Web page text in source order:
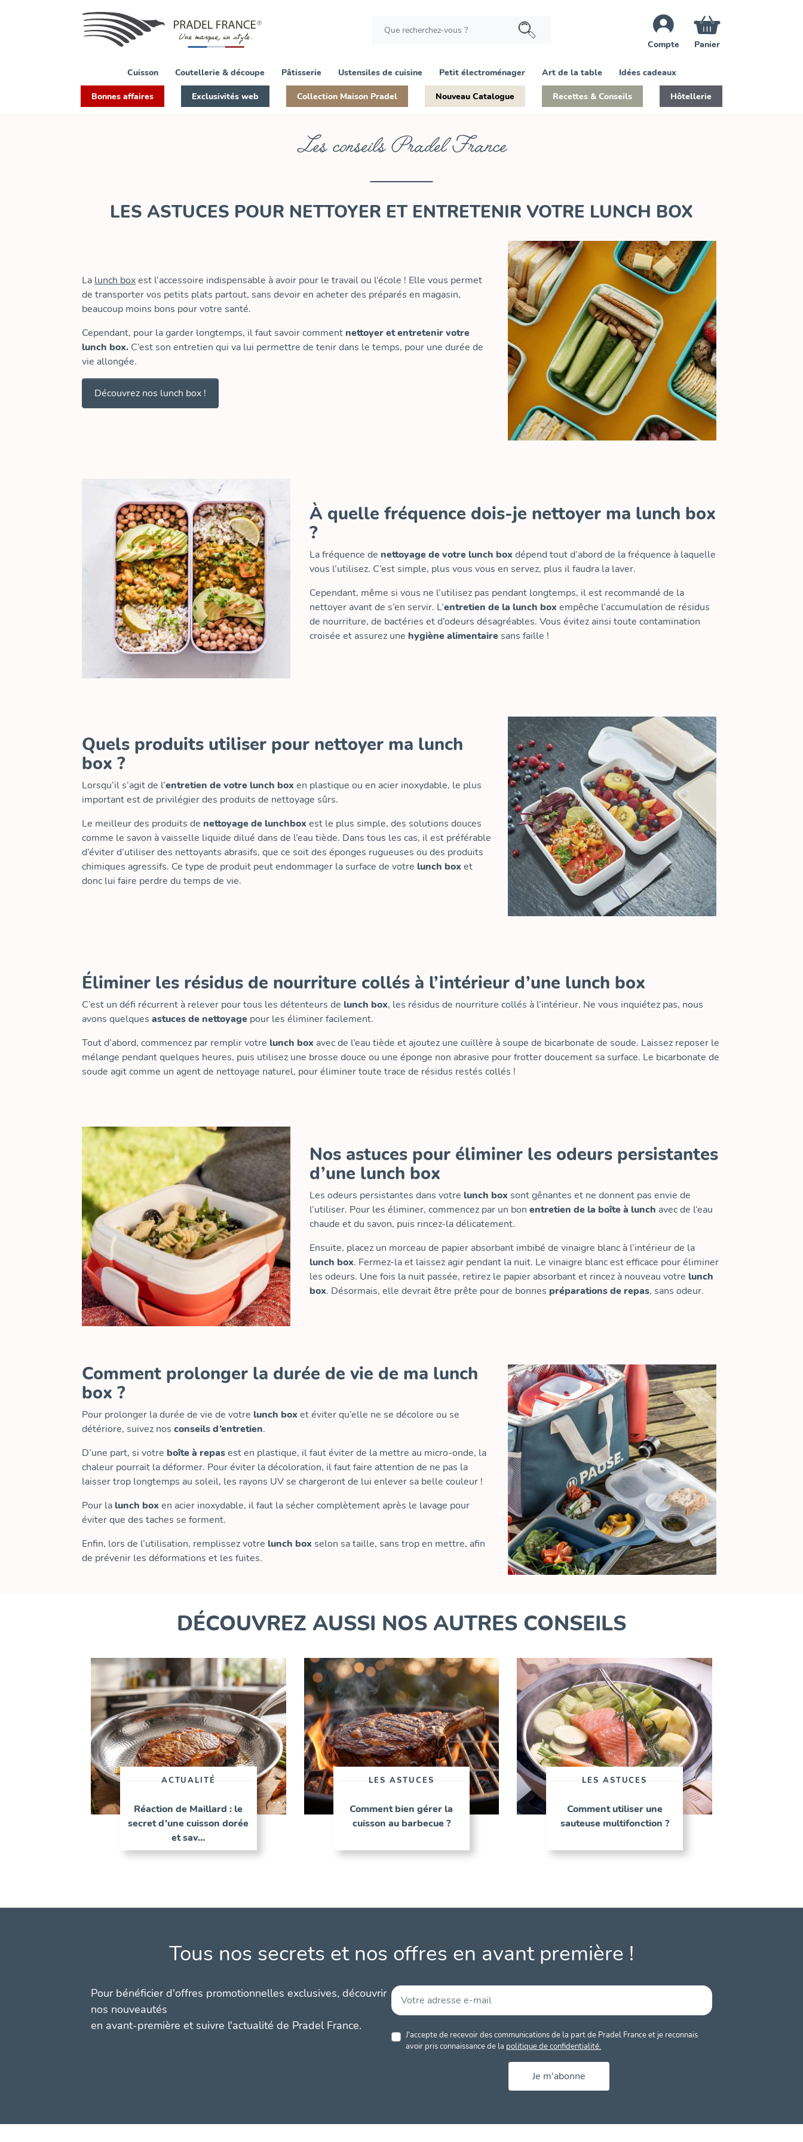
Compte Panier
Cuisson Coutellerie & découpe Pâtisserie Ustensiles de cuisine Petit électroménager Art de la table
Idées cadeaux
Bonnes affaires
Exclusivités web Collection Maison Pradel Nouveau Catalogue Recettes & Conseils Hôtellerie
Les conseils Pradel France
LES ASTUCES POUR NETTOYER ET ENTRETENIR VOTRE LUNCH BOX
La lunch boxest l’accessoire indispensable à avoir pour le travail ou l’école ! Elle vous permet
de transporter vos petits plats partout, sans devoir en acheter des préparés en magasin,
beaucoup moins bons pour votre santé.
Cependant, pour la garder longtemps, il faut savoir comment nettoyer et entretenir votre
lunch box. C’est son entretien qui va lui permettre de tenir dans le temps, pour une durée de
vie allongée.
Découvrez nos lunch box !
À quelle fréquence dois-je nettoyer ma lunch box
?
La fréquence de nettoyage de votre lunch box dépend tout d’abord de la fréquence à laquelle
vous l’utilisez. C’est simple, plus vous vous en servez, plus il faudra la laver.
Cependant, même si vous ne l’utilisez pas pendant longtemps, il est recommandé de la
nettoyer avant de s’en servir. L’entretien de la lunch box empêche l’accumulation de résidus
de nourriture, de bactéries et d’odeurs désagréables. Vous évitez ainsi toute contamination
croisée et assurez une hygiène alimentairesans faille !
Quels produits utiliser pour nettoyer ma lunch
box ?
Lorsqu’il s’agit de l’entretien de votre lunch box en plastique ou en acier inoxydable, le plus
important est de privilégier des produits de nettoyage sûrs.
Le meilleur des produits de nettoyage de lunchbox est le plus simple, des solutions douces
comme le savon à vaisselle liquide dilué dans de l’eau tiède. Dans tous les cas, il est préférable
d’éviter d’utiliser des nettoyants abrasifs, que ce soit des éponges rugueuses ou des produits
chimiques agressifs. Ce type de produit peut endommager la surface de votre lunch box et
donc lui faire perdre du temps de vie.
Éliminer les résidus de nourriture collés à l’intérieur d’une lunch box
C’est un défi récurrent à relever pour tous les détenteurs de lunch box, les résidus de nourriture collés à l’intérieur. Ne vous inquiétez pas, nous
avons quelques astuces de nettoyage pour les éliminer facilement.
Tout d’abord, commencez par remplir votre lunch box avec de l’eau tiède et ajoutez une cuillère à soupe de bicarbonate de soude. Laissez reposer le
mélange pendant quelques heures, puis utilisez une brosse douce ou une éponge non abrasive pour frotter doucement sa surface. Le bicarbonate de
soude agit comme un agent de nettoyage naturel, pour éliminer toute trace de résidus restés collés !
Nos astuces pour éliminer les odeurs persistantes
d’une lunch box
Les odeurs persistantes dans votre lunch box sont gênantes et ne donnent pas envie de
l’utiliser. Pour les éliminer, commencez par un bon entretien de la boîte à lunch avec de l’eau
chaude et du savon, puis rincez-la délicatement.
Ensuite, placez un morceau de papier absorbant imbibé de vinaigre blanc à l’intérieur de la
lunch box. Fermez-la et laissez agir pendant la nuit. Le vinaigre blanc est efficace pour éliminer
les odeurs. Une fois la nuit passée, retirez le papier absorbant et rincez à nouveau votre lunch
box. Désormais, elle devrait être prête pour de bonnes préparations de repas, sans odeur.
Comment prolonger la durée de vie de ma lunch
box ?
Pour prolonger la durée de vie de votre lunch box et éviter qu’elle ne se décolore ou se
détériore, suivez nos conseils d’entretien.
D’une part, si votre boîte à repasest en plastique, il faut éviter de la mettre au micro-onde, la
chaleur pourrait la déformer. Pour éviter la décoloration, il faut faire attention de ne pas la
laisser trop longtemps au soleil, les rayons UV se chargeront de lui enlever sa belle couleur !
Pour la lunch box en acier inoxydable, il faut la sécher complètement après le lavage pour
éviter que des taches se forment.
Enfin, lors de l’utilisation, remplissez votre lunch box selon sa taille, sans trop en mettre, afin
de prévenir les déformations et les fuites.
DÉCOUVREZ AUSSI NOS AUTRES CONSEILS
ACTUALITÉ
Réaction de Maillard : le
secret d’une cuisson dorée
et sav…
LES ASTUCES
Comment bien gérer la
cuisson au barbecue ?
LES ASTUCES
Comment utiliser une
sauteuse multifonction ?
Tous nos secrets et nos offres en avant première !
Pour bénéficier d'offres promotionnelles exclusives, découvrir
nos nouveautés
en avant-première et suivre l'actualité de Pradel France.
J'accepte de recevoir des communications de la part de Pradel France et je reconnais
avoir pris connaissance de la politique de confidentialité.
Je m'abonne